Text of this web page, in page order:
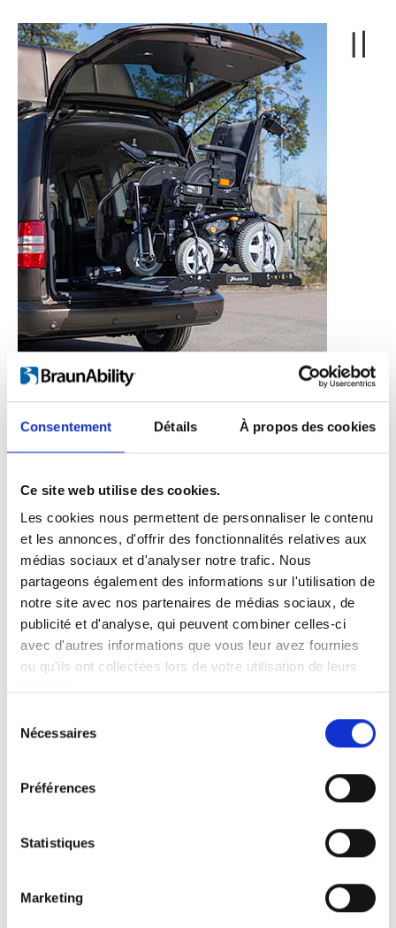
Consentement Détails À propos des cookies
Ce site web utilise des cookies.
Les cookies nous permettent de personnaliser le contenu
et les annonces, d'offrir des fonctionnalités relatives aux
médias sociaux et d'analyser notre trafic. Nous
partageons également des informations sur l'utilisation de
notre site avec nos partenaires de médias sociaux, de
publicité et d'analyse, qui peuvent combiner celles-ci
avec d'autres informations que vous leur avez fournies
ou qu'ils ont collectées lors de votre utilisation de leurs
Nécessaires
Préférences
Statistiques
Marketing
Il
suffit s’enfoncer le
bouton.
soit. Ni levage, ni mise en place de charges
lourdes, ni postures inconfortables. Éloignez-
vous de quelques pas et regardez le Joey Lift
se mettre à l’œuvre. Il charge jusqu’à 159 kg
dans votre voiture en toute sécurité.
Des sangles (option) peuvent être attachées
lorsque le véhicule d’aide à la mobilité se
optimale, élevez la plateforme à une hauteur
Éclairage nocturne.